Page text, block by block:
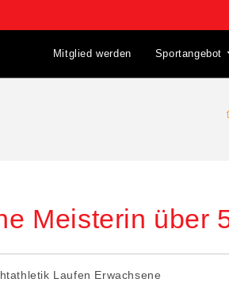
Mitglied werden Sportangebot
Meisterin über
Laufen Erwachsene